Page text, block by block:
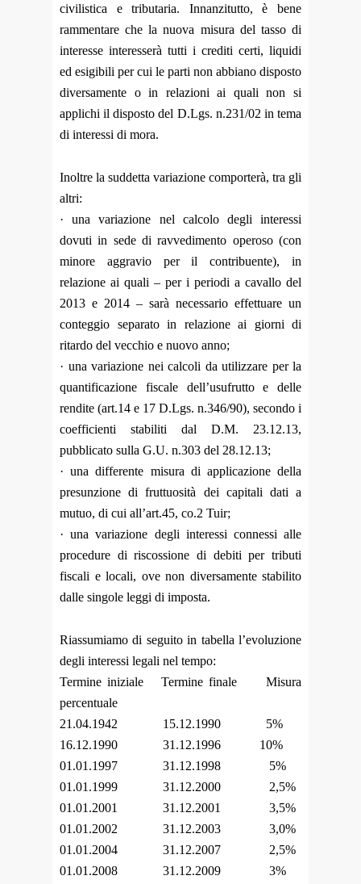
civilistica e tributaria.
Innanzitutto, è bene
rammentare che la nuova misura del tasso di
interesse interesserà tutti i crediti certi, liquidi
ed esigibili per cui le parti non abbiano disposto
diversamente o in relazioni ai quali non si
applichi il disposto del D.Lgs. n.231/02 in tema
di interessi di mora.
Inoltre la suddetta variazione comporterà, tra gli
altri:
· una variazione nel calcolo degli interessi
dovuti in sede di ravvedimento operoso (con
minore aggravio
per il contribuente), in
relazione ai quali – per i periodi a cavallo del
2013 e 2014 – sarà necessario effettuare un
conteggio separato in relazione ai giorni di
ritardo del vecchio e nuovo anno;
· una variazione nei calcoli da utilizzare per la
quantificazione fiscale dell’usufrutto e delle
rendite (art.14 e 17 D.Lgs. n.346/90), secondo i
coefficienti stabiliti dal D.M. 23.12.13,
pubblicato sulla G.U. n.303 del 28.12.13;
· una differente misura di applicazione della
presunzione di fruttuosità dei capitali dati a
mutuo, di cui all’art.45, co.2 Tuir;
· una variazione degli interessi connessi alle
procedure di riscossione di debiti per tributi
fiscali e locali, ove non diversamente stabilito
dalle singole leggi di imposta.
Riassumiamo di seguito in tabella l’evoluzione
degli interessi legali nel tempo:
Termine iniziale Termine finale Misura
percentuale
21.04.1942 15.12.1990 5%
16.12.1990 31.12.1996 10%
01.01.1997 31.12.1998 5%
01.01.1999 31.12.2000 2,5%
01.01.2001 31.12.2001 3,5%
01.01.2002 31.12.2003 3,0%
01.01.2004 31.12.2007 2,5%
01.01.2008 31.12.2009 3%